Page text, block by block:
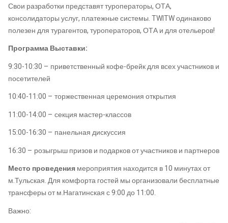
Свои разработки представят туроператоры, ОТА,
консолидаторы услуг, платежные системы. TWITW одинаково
полезен для турагентов, туроператоров, ОТА и для отельеров!
Программа Выставки:
9:30-10:30 – приветственный кофе-брейк для всех участников и
посетителей
10:40-11:00 – торжественная церемония открытия
11:00-14:00 – секция мастер-классов
15:00-16:30 – панельная дискуссия
16:30 – розыгрыш призов и подарков от участников и партнеров
Место проведениямероприятия находится в 10 минутах от
м.Тульская. Для комфорта гостей мы организовали бесплатные
трансферы от м.Нагатинская с 9:00 до 11:00.
Важно: